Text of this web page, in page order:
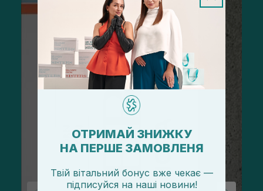
ОТРИМАЙ ЗНИЖКУ
НА ПЕРШЕ ЗАМОВЛЕНЯ
Твій вітальний бонус вже чекає —
підписуйся на наші новини!